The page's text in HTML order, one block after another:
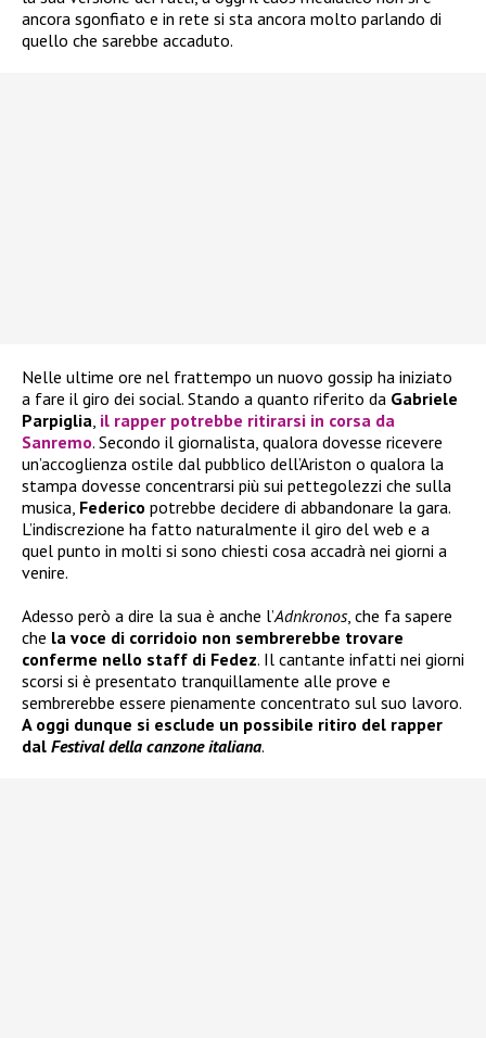
ancora sgonfiato e in rete si sta ancora molto parlando di
quello che sarebbe accaduto.
Nelle ultime ore nel frattempo un nuovo gossip ha iniziato
a fare il giro dei social. Stando a quanto riferito da Gabriele
Parpiglia, il rapper potrebbe ritirarsi in corsa da
Sanremo. Secondo il giornalista, qualora dovesse ricevere
un’accoglienza ostile dal pubblico dell’Ariston o qualora la
stampa dovesse concentrarsi più sui pettegolezzi che sulla
musica, Federico potrebbe decidere di abbandonare la gara.
L’indiscrezione ha fatto naturalmente il giro del web e a
quel punto in molti si sono chiesti cosa accadrà nei giorni a
venire.
Adesso però a dire la sua è anche l’Adnkronos, che fa sapere
che la voce di corridoio non sembrerebbe trovare
conferme nello staff di Fedez. Il cantante infatti nei giorni
scorsi si è presentato tranquillamente alle prove e
sembrerebbe essere pienamente concentrato sul suo lavoro.
A oggi dunque si esclude un possibile ritiro del rapper
dal Festival della canzone italiana.